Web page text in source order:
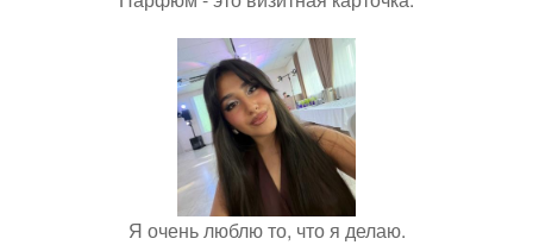
Я очень люблю то, что я делаю.